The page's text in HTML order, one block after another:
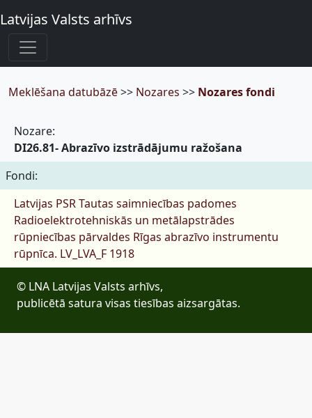
Latvijas Valsts arhīvs
Meklēšana datubāzē>> Nozares >> Nozares fondi
Nozare:
DI26.81- Abrazīvo izstrādājumu ražošana
Fondi:
Latvijas PSR Tautas saimniecības padomes
Radioelektrotehniskās un metālapstrādes
rūpniecības pārvaldes Rīgas abrazīvo instrumentu
rūpnīca. LV_LVA_F 1918
© LNA Latvijas Valsts arhīvs,
publicētā satura visas tiesības aizsargātas.